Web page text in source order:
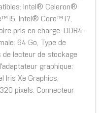
Intel® Celeron®
i5, Intel® Core™ i7,
pris en charge: DDR4-
64 Go, Type de
de lecteur de stockage
graphique:
Iris Xe Graphics,
pixels. Connecteur